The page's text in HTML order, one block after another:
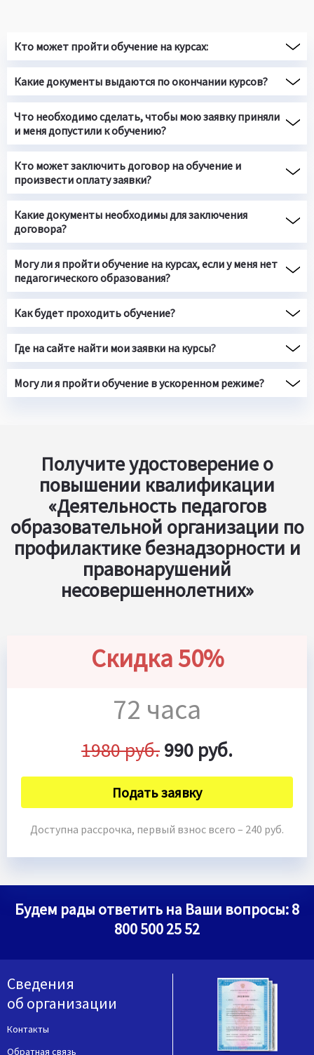
Кто может пройти обучение на курсах:
Какие документы выдаются по окончании курсов?
Что необходимо сделать, чтобы мою заявку приняли
и меня допустили к обучению?
Кто может заключить договор на обучение и
произвести оплату заявки?
Какие документы необходимы для заключения
договора?
Могу ли я пройти обучение на курсах, если у меня нет
педагогического образования?
Как будет проходить обучение?
Где на сайте найти мои заявки на курсы?
Могу ли я пройти обучение в ускоренном режиме?
Получите удостоверение о
повышении квалификации
«Деятельность педагогов
образовательной организации по
профилактике безнадзорности и
правонарушений
несовершеннолетних»
Скидка 50%
72 часа
1980 руб.990 руб.
Подать заявку
Доступна рассрочка, первый взнос всего – 240 руб.
Будем рады ответить на Ваши вопросы:8
800 500 25 52
Сведения
об организации
Контакты
Обратная связь